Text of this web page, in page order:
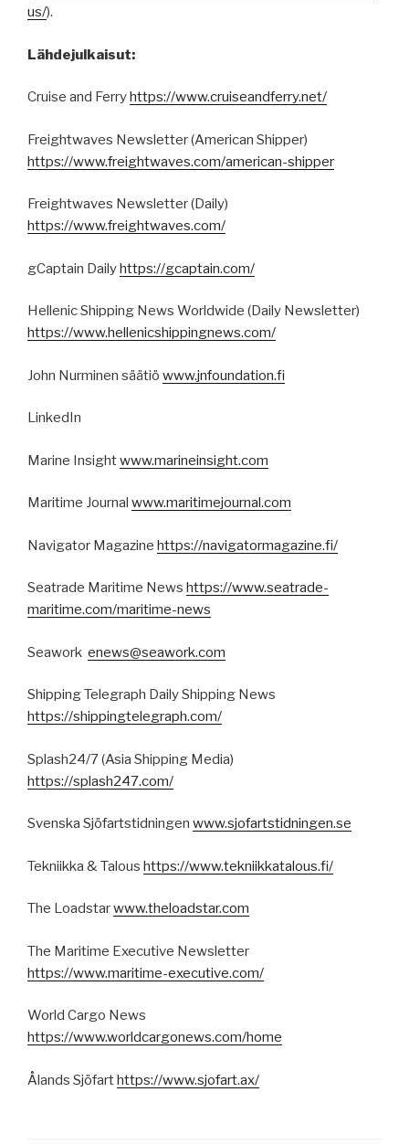
us/).
Lähdejulkaisut:
Cruise and Ferryhttps://www.cruiseandferry.net/
Freightwaves Newsletter (American Shipper)
https://www.freightwaves.com/american-shipper
Freightwaves Newsletter (Daily)
https://www.freightwaves.com/
gCaptain Dailyhttps://gcaptain.com/
Hellenic Shipping News Worldwide (Daily Newsletter)
https://www.hellenicshippingnews.com/
John Nurminen säätiö www.jnfoundation.fi
LinkedIn
Marine Insightwww.marineinsight.com
Maritime Journal www.maritimejournal.com
Navigator Magazine https://navigatormagazine.fi/
Seatrade Maritime News https://www.seatrade-
maritime.com/maritime-news
Seawork enews@seawork.com
Shipping Telegraph Daily Shipping News
https://shippingtelegraph.com/
Splash24/7 (Asia Shipping Media)
https://splash247.com/
Svenska Sjöfartstidningen www.sjofartstidningen.se
Tekniikka & Talous https://www.tekniikkatalous.fi/
The Loadstarwww.theloadstar.com
The Maritime Executive Newsletter
https://www.maritime-executive.com/
World Cargo News
https://www.worldcargonews.com/home
Ålands Sjöfarthttps://www.sjofart.ax/